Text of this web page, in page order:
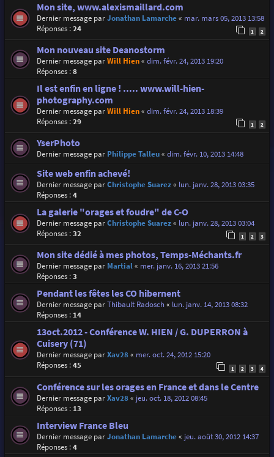
Mon site, www.alexismaillard.com
Dernier message parJonathan Lamarche« mar. mars 05, 2013 13:58
Réponses :24 1 2
Mon nouveau site Deanostorm
Dernier message parWill Hien« dim. févr. 24, 2013 19:20
Réponses :8
Il est enfin en ligne ! ..... www.will-hien-
photography.com
Dernier message parWill Hien« dim. févr. 24, 2013 18:39
Réponses :29 1 2
YserPhoto
Dernier message par Philippe Talleu« dim. févr. 10, 2013 14:48
Site web enfin achevé!
Dernier message parChristophe Suarez« lun. janv. 28, 2013 03:35
Réponses :4
La galerie "orages et foudre" de C-O
Dernier message parChristophe Suarez« lun. janv. 28, 2013 03:04
Réponses :32 1 2 3
Mon site dédié à mes photos, Temps-Méchants.fr
Dernier message par Martial« mer. janv. 16, 2013 21:56
Réponses :3
Pendant les fêtes les CO hibernent
Dernier message parThibault Radosch« lun. janv. 14, 2013 08:32
Réponses : 14
13oct.2012 - Conférence W. HIEN / G. DUPERRON à
Cuisery (71)
Dernier message parXav28« mer. oct. 24, 2012 15:20
Réponses :45 1 2 3 4
Conférence sur les orages en France et dans le Centre
Dernier message parXav28« jeu. oct. 18, 2012 08:45
Réponses : 13
Interview France Bleu
Dernier message parJonathan Lamarche« jeu. août 30, 2012 14:37
Réponses :4